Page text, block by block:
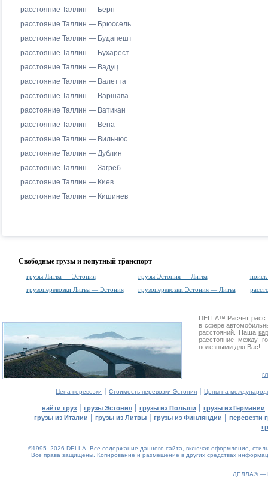
расстояние Таллин — Берн
расстояние Таллин — Брюссель
расстояние Таллин — Будапешт
расстояние Таллин — Бухарест
расстояние Таллин — Вадуц
расстояние Таллин — Валетта
расстояние Таллин — Варшава
расстояние Таллин — Ватикан
расстояние Таллин — Вена
расстояние Таллин — Вильнюс
расстояние Таллин — Дублин
расстояние Таллин — Загреб
расстояние Таллин — Киев
расстояние Таллин — Кишинев
Свободные грузы и попутный транспорт
грузы Литва — Эстония грузы Эстония — Литва
поиск
грузоперевозки Литва — Эстония
грузоперевозки Эстония — Литва
DELLA™ Расчет
в сфере
расстояний. Наша
расстояние между
полезными для Вас!
Цена перевозки | Стоимость перевозки Эстония | Цены на
найти груз | грузы Эстония | грузы из Польши | грузы из Германии
грузы из Италии | грузы из Литвы| грузы из Финляндии | перевезти
©1995–2026 DELLA. Все содержание данного сайта, включая оформление,
Все права защищены. Копирование и размещение в других средствах
ДЕЛЛА® —